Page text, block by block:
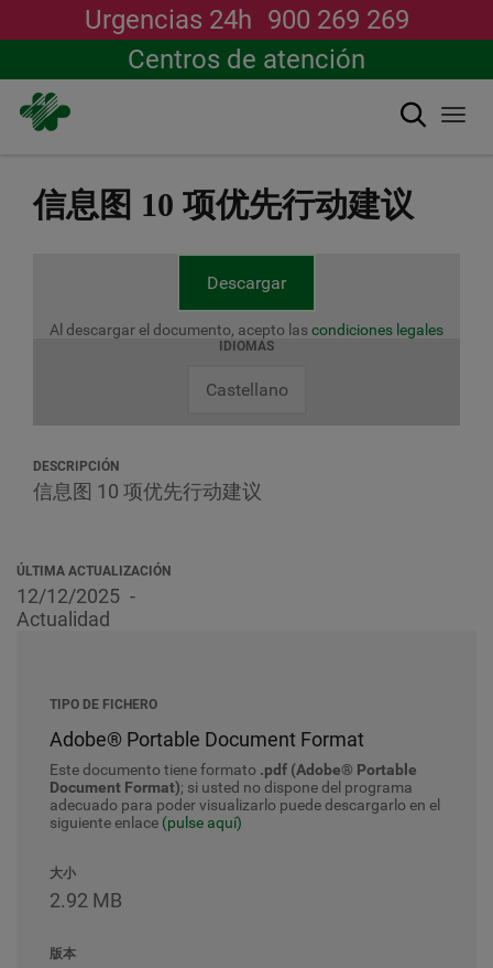
Urgencias 24h 900 269 269
Centros de atención
搜索
信息图 10 项优先行动建议
Descargar
Al descargar el documento, acepto lascondiciones legales
IDIOMAS
Castellano
DESCRIPCIÓN
信息图 10 项优先行动建议
ÚLTIMA ACTUALIZACIÓN
12/12/2025
Actualidad
TIPO DE FICHERO
Adobe® Portable Document Format
Este documento tiene formato .pdf (Adobe® Portable
Document Format); si usted no dispone del programa
adecuado para poder visualizarlo puede descargarlo en el
siguiente enlace (pulse aquí)
大小
2.92 MB
版本